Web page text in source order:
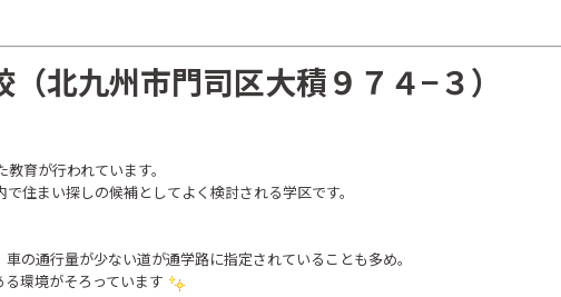
北九州市門司区大積９７４−３）
育が行われています。
住まい探しの候補としてよく検討される学区です。
の通行量が少ない道が通学路に指定されていることも多め。
環境がそろっています